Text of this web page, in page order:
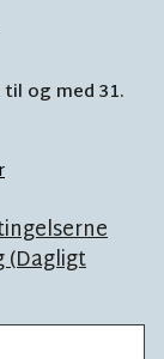
og med 31.
(Dagligt